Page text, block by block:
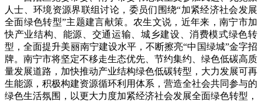
人士、环境资源界联组讨论，委员们围绕“加紧经济社会发展
全面绿色转型”主题建言献策。农生文说，近年来，南宁市加
快产业结构、能源、交通运输、城乡建设、消费模式绿色转
型，全面提升美丽南宁建设水平，不断擦亮“中国绿城”金字招
牌。南宁市将坚定不移走生态优先、节约集约、绿色低碳高质
量发展道路，加快推动产业结构绿色低碳转型，大力发展可再
生能源，积极构建资源循环利用体系，营造全社会共同参与的
绿色生活氛围，以更大力度加紧经济社会发展全面绿色转型，